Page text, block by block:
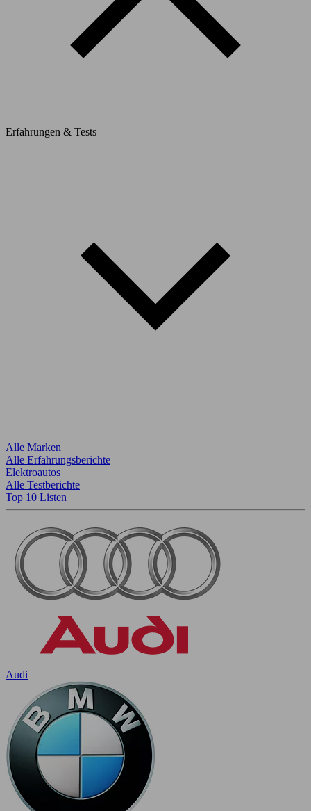
Erfahrungen & Tests
Alle Marken
Alle Erfahrungsberichte
Elektroautos
Alle Testberichte
Top 10 Listen
Audi